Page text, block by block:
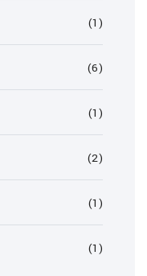
(1)
(6)
(1)
(2)
(1)
(1)